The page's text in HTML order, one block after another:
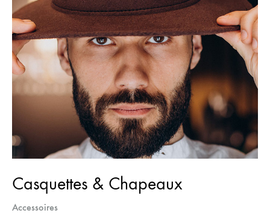
Casquettes & Chapeaux
Accessoires